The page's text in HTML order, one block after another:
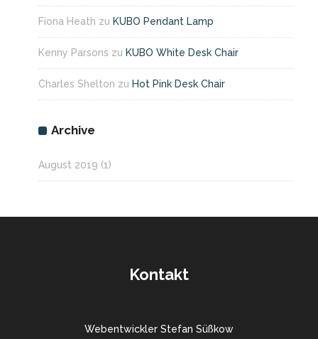
Fiona Heath zu KUBO Pendant Lamp
Kenny Parsons zu KUBO White Desk Chair
Charles Shelton zu Hot Pink Desk Chair
Archive
August 2019 (1)
Kontakt
Webentwickler Stefan Süßkow